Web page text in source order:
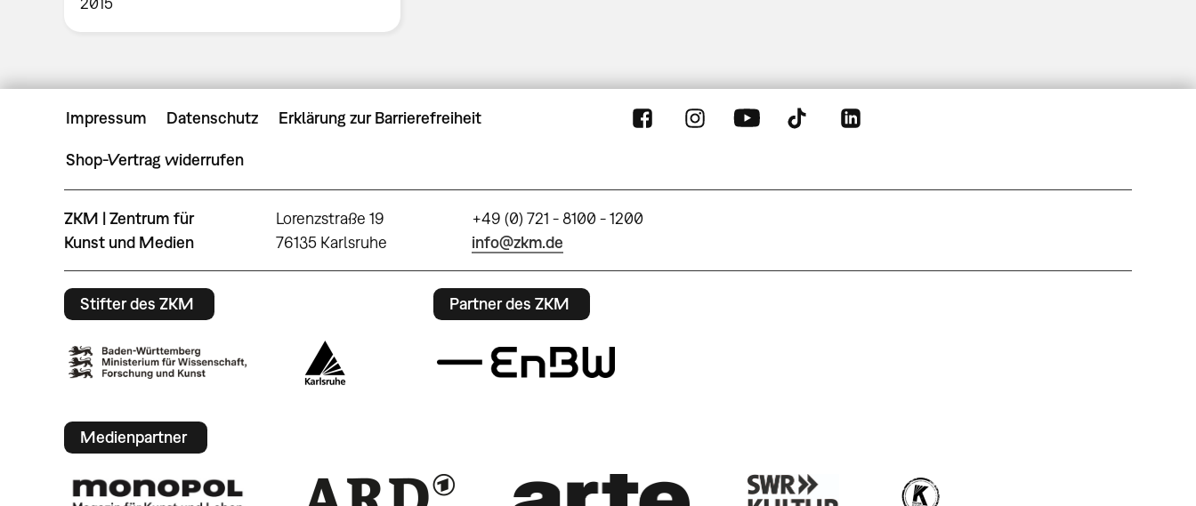
Impressum Datenschutz Erklärung zur Barrierefreiheit
Shop-Vertrag widerrufen
ZKM | Zentrum für
Kunst und Medien
Lorenzstraße 19
76135 Karlsruhe
+49 (0) 721 - 8100 - 1200
info@zkm.de
Stifter des ZKM Partner des ZKM
Medienpartner